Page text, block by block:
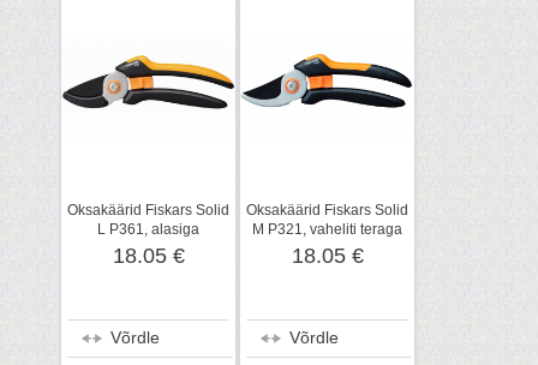
Oksakäärid Fiskars Solid
L P361, alasiga
18.05 €
Võrdle
Oksakäärid Fiskars Solid
M P321, vaheliti teraga
18.05 €
Võrdle